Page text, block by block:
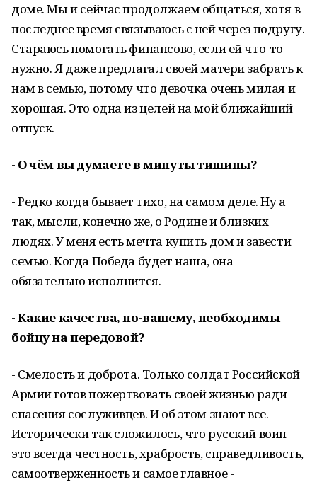
доме. Мы и сейчас продолжаем общаться, хотя в
последнее время связываюсь с ней через подругу.
Стараюсь помогать финансово, если ей что-то
нужно. Я даже предлагал своей матери забрать к
нам в семью, потому что девочка очень милая и
хорошая. Это одна из целей на мой ближайший
отпуск.
- О чём вы думаете в минуты тишины?
- Редко когда бывает тихо, на самом деле. Ну а
так, мысли, конечно же, о Родине и близких
людях. У меня есть мечта купить дом и завести
семью. Когда Победа будет наша, она
обязательно исполнится.
- Какие качества, по-вашему, необходимы
бойцу на передовой?
- Смелость и доброта. Только солдат Российской
Армии готов пожертвовать своей жизнью ради
спасения сослуживцев. И об этом знают все.
Исторически так сложилось, что русский воин -
это всегда честность, храбрость, справедливость,
самоотверженность и самое главное -